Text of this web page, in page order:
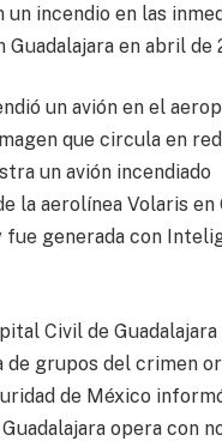
un incendio en las
Guadalajara en abril de
un avión en el
que circula en
un avión incendiado
la aerolínea Volaris en
fue generada con
Civil de
de grupos del crimen
de México
opera con